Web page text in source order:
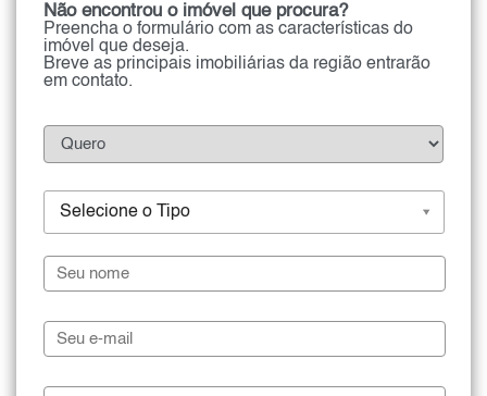
Não encontrou o imóvel que procura?
Preencha o formulário com as características do
imóvel que deseja.
Breve as principais imobiliárias da região entrarão
em contato.
Selecione o Tipo